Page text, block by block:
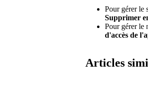
Pour gérer le
Supprimer
Pour gérer le
d'accès de
Articles